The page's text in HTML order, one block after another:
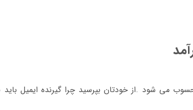
می شود .از خودتان بپرسید چرا گیرنده ایمیل باید